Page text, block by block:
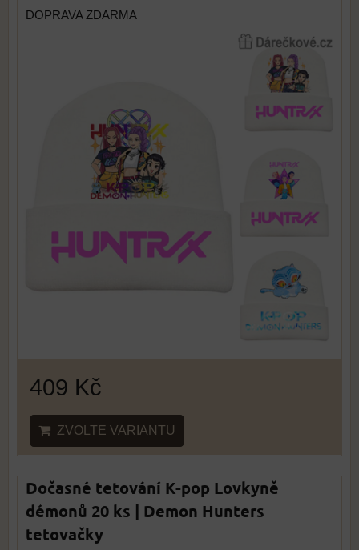
DOPRAVA ZDARMA
409 Kč
ZVOLTE VARIANTU
Dočasné tetování K-pop Lovkyně
démonů 20 ks | Demon Hunters
tetovačky